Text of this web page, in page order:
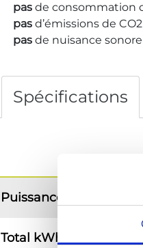
pas de consommation
pas d’émissions de CO2
pas de nuisance sonore
Spécifications
Puissance
Total kWh